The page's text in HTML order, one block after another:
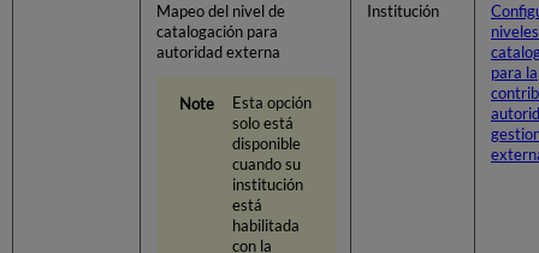
Mapeo del nivel de
catalogación para
autoridad externa
Esta opción
solo está
disponible
cuando su
institución
está
habilitada
con la
Institución
para la